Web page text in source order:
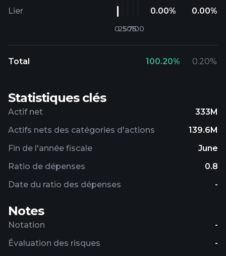
Statistiques clés
Actif net
333M
Actifs nets des catégories d'actions
139.6M
Fin de l'année fiscale
June
Ratio de dépenses
0.8
Date du ratio des dépenses
-
Lier 0.00% 0.00%
Total 100.20% 0.20%
Notes
Notation
-
Évaluation des risques
-